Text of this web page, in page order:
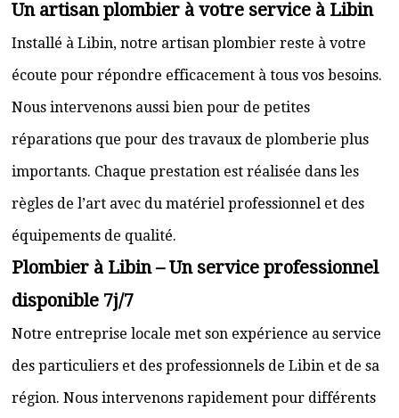
Un artisan plombier à votre service à Libin
Installé à Libin, notre artisan plombier reste à votre
écoute pour répondre efficacement à tous vos besoins.
Nous intervenons aussi bien pour de petites
réparations que pour des travaux de plomberie plus
importants. Chaque prestation est réalisée dans les
règles de l’art avec du matériel professionnel et des
équipements de qualité.
Plombier à Libin – Un service professionnel
disponible 7j/7
Notre entreprise locale met son expérience au service
des particuliers et des professionnels de Libin et de sa
région. Nous intervenons rapidement pour différents